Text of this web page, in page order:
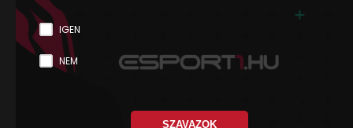
IGEN
NEM
SZAVAZOK